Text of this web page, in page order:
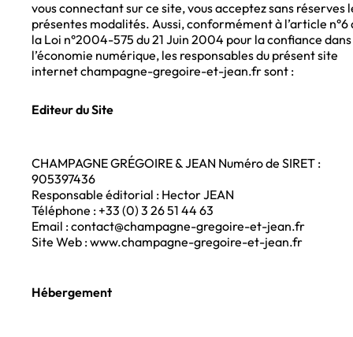
vous connectant sur ce site, vous acceptez sans réserves
présentes modalités. Aussi, conformément à l’article n°6
la Loi n°2004-575 du 21 Juin 2004 pour la confiance dans
l’économie numérique, les responsables du présent site
internet champagne-gregoire-et-jean.fr sont :
Editeur du Site
CHAMPAGNE GRÉGOIRE & JEAN Numéro de SIRET :
905397436
Responsable éditorial : Hector JEAN
Téléphone : +33 (0) 3 26 51 44 63
Email : contact@champagne-gregoire-et-jean.fr
Site Web : www.champagne-gregoire-et-jean.fr
Hébergement